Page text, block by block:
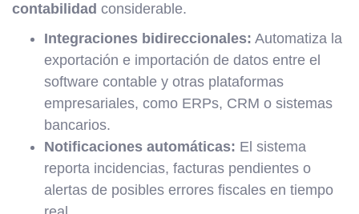
contabilidad considerable.
Integraciones bidireccionales: Automatiza la
exportación e importación de datos entre el
software contable y otras plataformas
empresariales, como ERPs, CRM o sistemas
bancarios.
Notificaciones automáticas: El sistema
reporta incidencias, facturas pendientes o
alertas de posibles errores fiscales en tiempo